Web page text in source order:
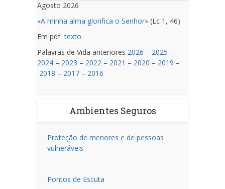
Agosto 2026
«A minha alma glorifica o Senhor» (Lc 1, 46)
Em pdftexto
Palavras de Vida anteriores 2026 – 2025 –
2024 – 2023 – 2022 – 2021 – 2020 – 2019 –
2018 – 2017 – 2016
Ambientes Seguros
Proteção de menores e de pessoas
vulneráveis
Pontos de Escuta